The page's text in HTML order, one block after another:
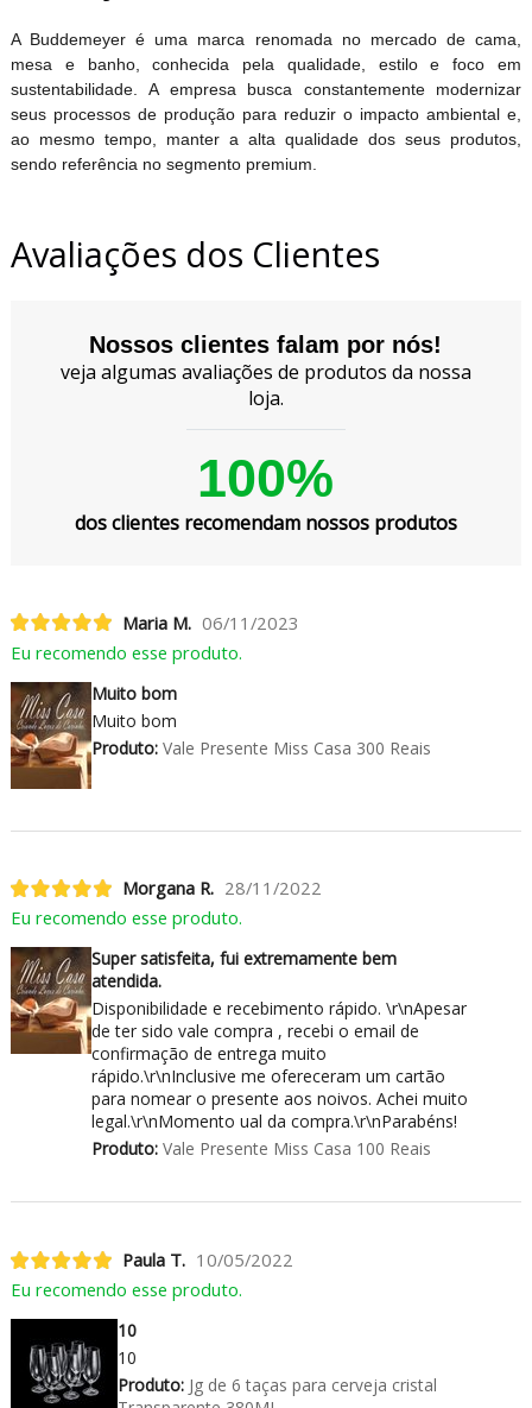
A Buddemeyer é uma marca renomada no mercado de cama,
mesa e banho, conhecida pela qualidade, estilo e foco em
sustentabilidade. A empresa busca constantemente modernizar
seus processos de produção para reduzir o impacto ambiental e,
ao mesmo tempo, manter a alta qualidade dos seus produtos,
sendo referência no segmento premium.
Avaliações dos Clientes
Nossos clientes falam por nós!
veja algumas avaliações de produtos da nossa
loja.
100%
dos clientes recomendam nossos produtos
Maria M. 06/11/2023
Eu recomendo esse produto.
Muito bom
Muito bom
Produto:Vale Presente Miss Casa 300 Reais
Morgana R. 28/11/2022
Eu recomendo esse produto.
Super satisfeita, fui extremamente bem
atendida.
Disponibilidade e recebimento rápido. \r\nApesar
de ter sido vale compra , recebi o email de
confirmação de entrega muito
rápido.\r\nInclusive me ofereceram um cartão
para nomear o presente aos noivos. Achei muito
legal.\r\nMomento ual da compra.\r\nParabéns!
Produto:Vale Presente Miss Casa 100 Reais
Paula T. 10/05/2022
Eu recomendo esse produto.
10
10
Produto:Jg de 6 taças para cerveja cristal